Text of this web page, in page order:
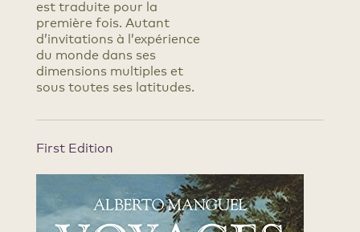
est traduite pour la
première fois. Autant
d’invitations à l’expérience
du monde dans ses
dimensions multiples et
sous toutes ses latitudes.
First Edition